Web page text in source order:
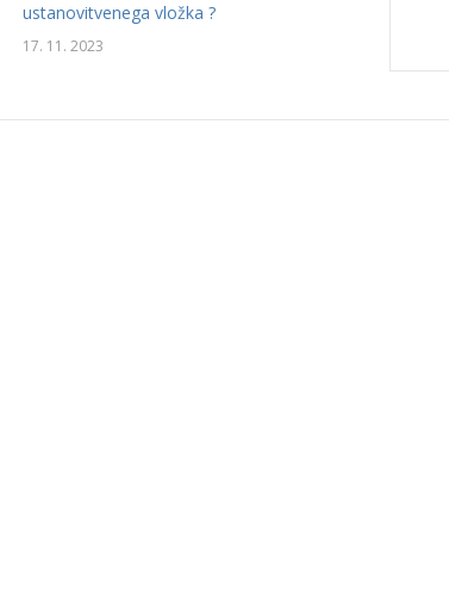
ustanovitvenega vložka ?
17. 11. 2023